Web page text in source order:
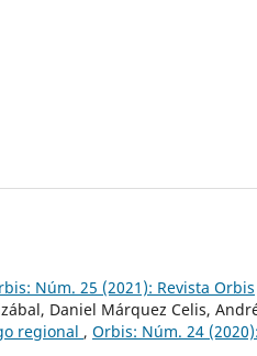
Núm. 25 (2021): Revista Orbis
Daniel Márquez Celis,
regional , Orbis: Núm. 24 (2020):